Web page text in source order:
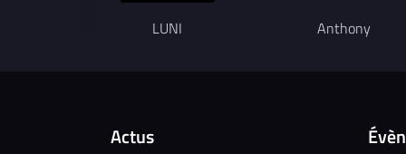
LUNI Anthony
Actus